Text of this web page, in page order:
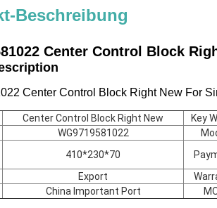
Beschreibung
Center Control Block
Center Control Block Right New For
Center Control Block Right New Key
WG9719581022
410*230*70
Export
China Important Port